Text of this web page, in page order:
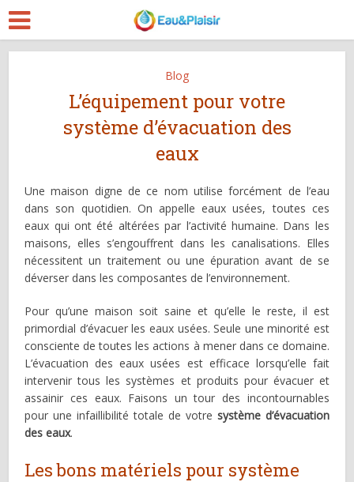
Blog
L’équipement pour votre
système d’évacuation des
eaux
Une maison digne de ce nom utilise forcément de l’eau
dans son quotidien. On appelle eaux usées, toutes ces
eaux qui ont été altérées par l’activité humaine. Dans les
maisons, elles s’engouffrent dans les canalisations. Elles
nécessitent un traitement ou une épuration avant de se
déverser dans les composantes de l’environnement.
Pour qu’une maison soit saine et qu’elle le reste, il est
primordial d’évacuer les eaux usées. Seule une minorité est
consciente de toutes les actions à mener dans ce domaine.
L’évacuation des eaux usées est efficace lorsqu’elle fait
intervenir tous les systèmes et produits pour évacuer et
assainir ces eaux. Faisons un tour des incontournables
pour une infaillibilité totale de votre système d’évacuation
des eaux.
Les bons matériels pour système